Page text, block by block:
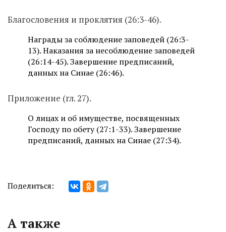
Благословения и проклятия (26:3-46).
Награды за соблюдение заповедей (26:3-
13). Наказания за несоблюдение заповедей
(26:14-45). Завершение предписаний,
данных на Синае (26:46).
Приложение (гл. 27).
О лицах и об имуществе, посвященных
Господу по обету (27:1-33). Завершение
предписаний, данных на Синае (27:34).
Поделиться:
А также